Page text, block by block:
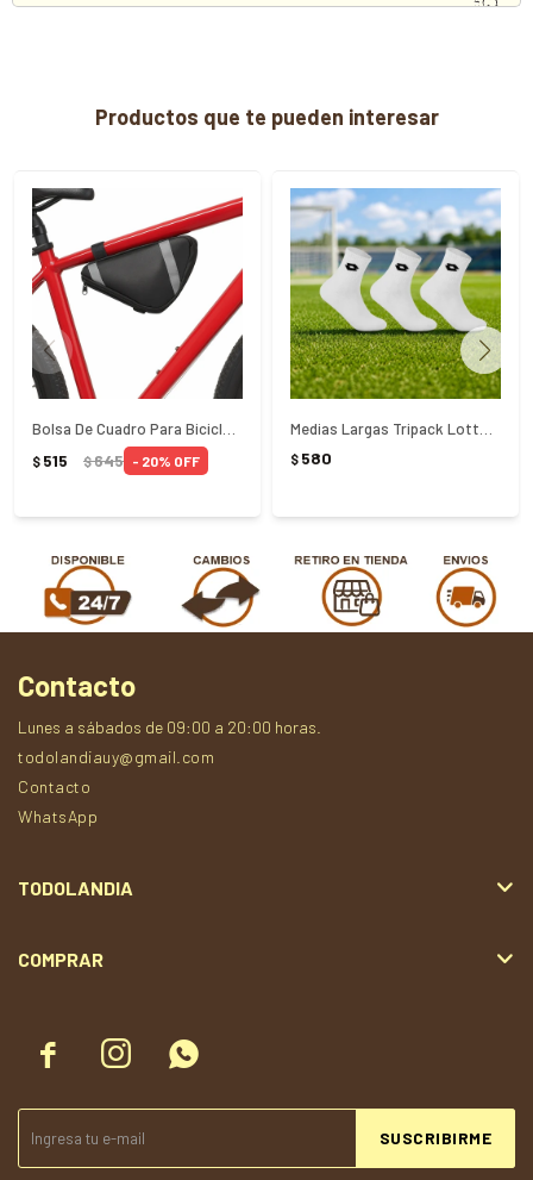
Productos que te pueden interesar
$ 515 $645 20 $ 580
  
SUSCRIBIRME
Contacto
Lunes a sábados de 09:00 a 20:00 horas.
todolandiauy@gmail.com
Contacto
WhatsApp
TODOLANDIA
COMPRAR